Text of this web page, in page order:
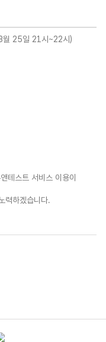
월 25일 21시~22시)
테스트 서비스 이용이
력하겠습니다.